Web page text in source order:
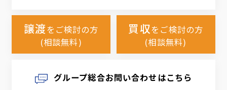
譲渡をご検討の方
(相談無料)
買収をご検討の方
(相談無料)
グループ総合お問い合わせはこちら